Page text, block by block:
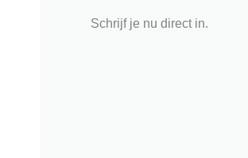
Schrijf je nu direct in.